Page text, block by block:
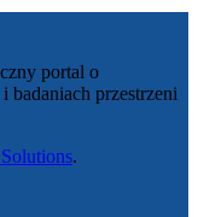
portal o
badaniach przestrzeni
.